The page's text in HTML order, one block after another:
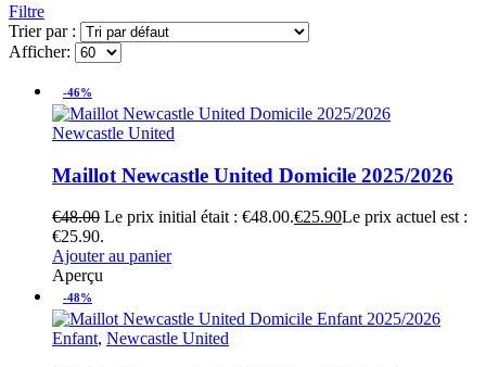
Filtre
Trier par :
Afficher:
-46%
Newcastle United
Maillot Newcastle United Domicile 2025/2026
€48.00 Le prix initial était : €48.00.€25.90Le prix actuel est :
€25.90.
Ajouter au panier
Aperçu
-48%
Enfant, Newcastle United